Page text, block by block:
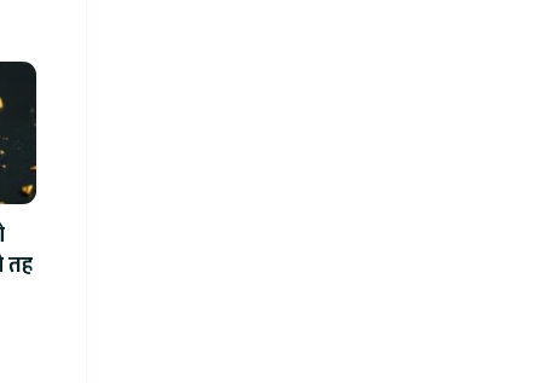
तह